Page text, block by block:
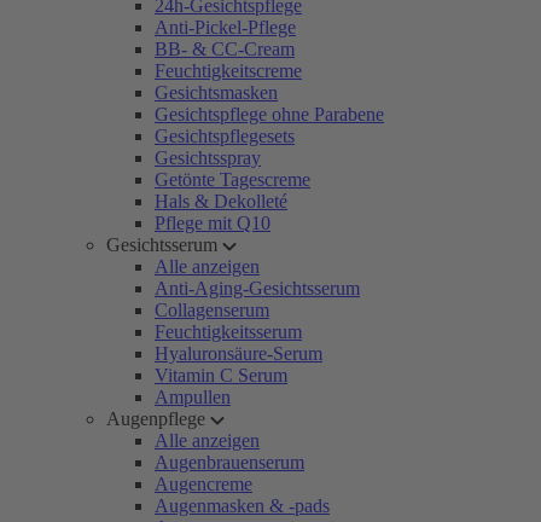
24h-Gesichtspflege
Anti-Pickel-Pflege
BB- & CC-Cream
Feuchtigkeitscreme
Gesichtsmasken
Gesichtspflege ohne Parabene
Gesichtspflegesets
Gesichtsspray
Getönte Tagescreme
Hals & Dekolleté
Pflege mit Q10
Gesichtsserum
Alle anzeigen
Anti-Aging-Gesichtsserum
Collagenserum
Feuchtigkeitsserum
Hyaluronsäure-Serum
Vitamin C Serum
Ampullen
Augenpflege
Alle anzeigen
Augenbrauenserum
Augencreme
Augenmasken & -pads